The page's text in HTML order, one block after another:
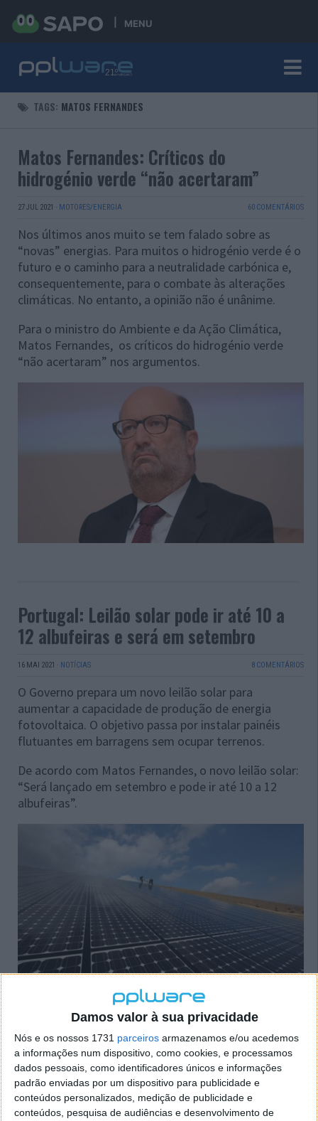
Damos valor à sua privacidade
Nós e os nossos 1731 parceiros armazenamos e/ou acedemos
a informações num dispositivo, como cookies, e processamos
dados pessoais, como identificadores únicos e informações
padrão enviadas por um dispositivo para publicidade e
conteúdos personalizados, medição de publicidade e
conteúdos, pesquisa de audiências e desenvolvimento de
MENU
TAGS: MATOS FERNANDES
Matos Fernandes: Críticos do
hidrogénio verde “não acertaram”
27 JUL 2021 · MOTORES/ENERGIA 60 COMENTÁRIOS
Nos últimos anos muito se tem falado sobre as
“novas” energias. Para muitos o hidrogénio verde é o
futuro e o caminho para a neutralidade carbónica e,
consequentemente, para o combate às alterações
climáticas. No entanto, a opinião não é unânime.
Para o ministro do Ambiente e da Ação Climática,
Matos Fernandes, os críticos do hidrogénio verde
“não acertaram” nos argumentos.
Portugal: Leilão solar pode ir até 10 a
12 albufeiras e será em setembro
16 MAI 2021 · NOTÍCIAS 8 COMENTÁRIOS
O Governo prepara um novo leilão solar para
aumentar a capacidade de produção de energia
fotovoltaica. O objetivo passa por instalar painéis
flutuantes em barragens sem ocupar terrenos.
De acordo com Matos Fernandes, o novo leilão solar:
“Será lançado em setembro e pode ir até 10 a 12
albufeiras”.
Matos Fernandes: Portugal não vai
explorar lítio “a todo o custo”
28 SET 2020·NOTÍCIAS 23 COMENTÁRIOS